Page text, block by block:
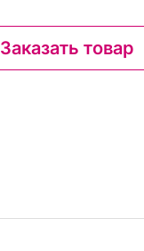
Заказать товар